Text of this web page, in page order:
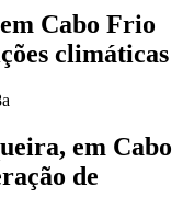
Cabo Frio
climáticas
em Cabo
de